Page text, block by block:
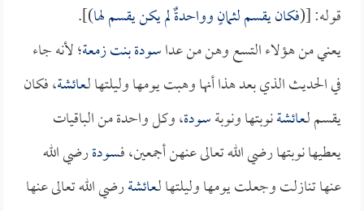
قوله: [(فكان يقسم لثمانٍ وواحدةٌ لم يكن يقسم لها)].
يعني من هؤلاء التسع وهن من عداسودة بنت زمعة؛ لأنه جاء
في الحديث الذي بعد هذا أنها وهبت يومها وليلتها لـعائشة، فكان
يقسم لـعائشةنوبتها ونوبةسودة، وكل واحدة من الباقيات
يعطيها نوبتها رضي الله تعالى عنهن أجمعين، فـسودةرضي الله
عنها تنازلت وجعلت يومها وليلتها لـعائشةرضي الله تعالى عنها